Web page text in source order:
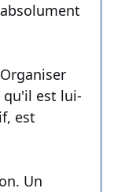
qu'il est lui-
est
Un